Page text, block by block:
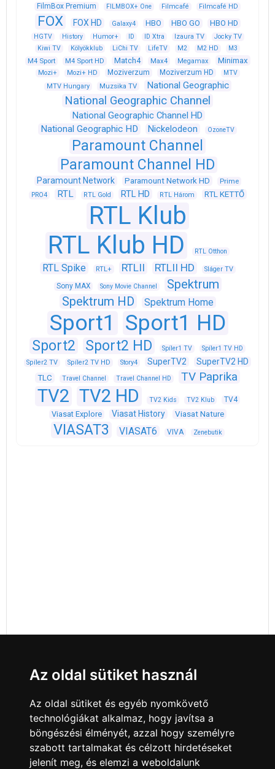
FilmBox Premium FILMBOX+ One Filmcafé Filmcafé HD
FOX FOX HD Galaxy4 HBO HBO GO HBO HD
HGTV History Humor+ ID ID Xtra Izaura TV
Jocky TV
Kiwi TV
Kölyökklub LiChi TV LifeTV M2 M2 HD M3
M4 Sport M4 Sport HD Match4 Max4 Megamax Minimax
Mozi+ Mozi+ HD Moziverzum Moziverzum HD
MTV
MTV Hungary
Muzsika TV National Geographic
National Geographic Channel
National Geographic Channel HD
National Geographic HD
Nickelodeon OzoneTV
Paramount Channel
Paramount Channel HD
Paramount Network Paramount Network HD Prime
PRO4 RTL RTL Gold RTL HD RTL Három RTL KETTŐ
RTL Klub
RTL Klub HD
RTL Otthon
RTL Spike RTL+ RTLII RTLII HD Sláger TV
Sony MAX Sony Movie Channel
Spektrum
Spektrum HD
Spektrum Home
Sport1 Sport1 HD
Sport2 Sport2 HD Spíler1 TV
Spíler1 TV HD
Spíler2 TV
Spíler2 TV HD Story4 SuperTV2 SuperTV2 HD
TLC Travel Channel Travel Channel HD TV Paprika
TV2 TV2 HD TV2 Kids TV2 Klub TV4
Viasat Explore Viasat History Viasat Nature
VIASAT3 VIASAT6 VIVA Zenebutik
Az oldal sütiket használ
Az oldal sütiket és egyéb nyomkövető
technológiákat alkalmaz, hogy javítsa a
böngészési élményét, azzal hogy személyre
szabott tartalmakat és célzott hirdetéseket
jelenít meg, és elemzi a weboldalunk